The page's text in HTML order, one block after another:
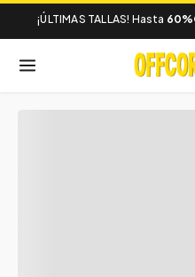
¡ÚLTIMAS TALLAS! Hasta